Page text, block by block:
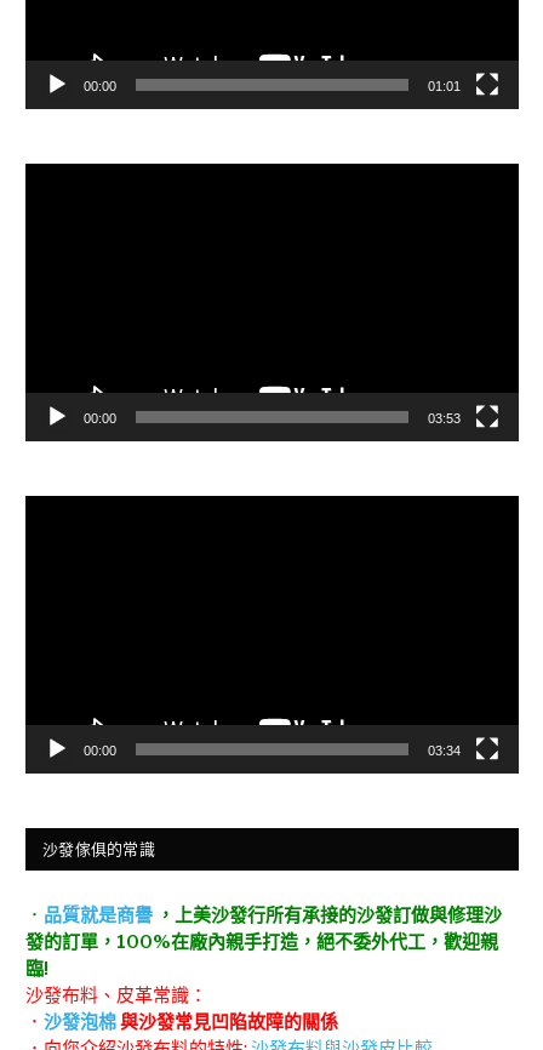
00:00 01:01
00:00 03:53
00:00 03:34
沙發傢俱的常識
． 品質就是商譽，上美沙發行所有承接的沙發訂做與修理沙
發的訂單，100%在廠內親手打造，絕不委外代工，歡迎親
臨!
沙發布料、皮革常識：
． 沙發泡棉與沙發常見凹陷故障的關係